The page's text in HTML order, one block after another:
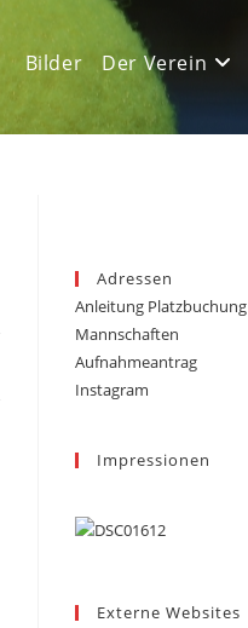
Bilder Der Verein
Adressen
Anleitung Platzbuchung
Mannschaften
Aufnahmeantrag
Instagram
Impressionen
Externe Websites